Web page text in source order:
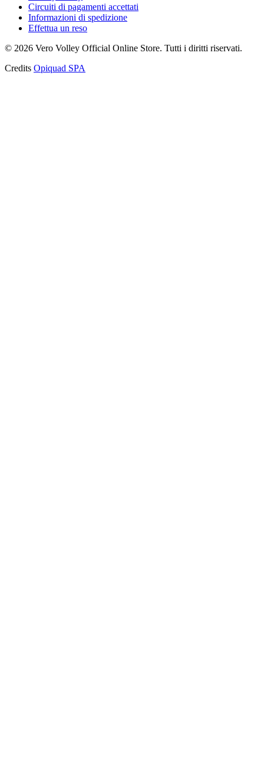
Circuiti di pagamenti accettati
Informazioni di spedizione
Effettua un reso
© 2026 Vero Volley Official Online Store. Tutti i diritti riservati.
Credits Opiquad SPA